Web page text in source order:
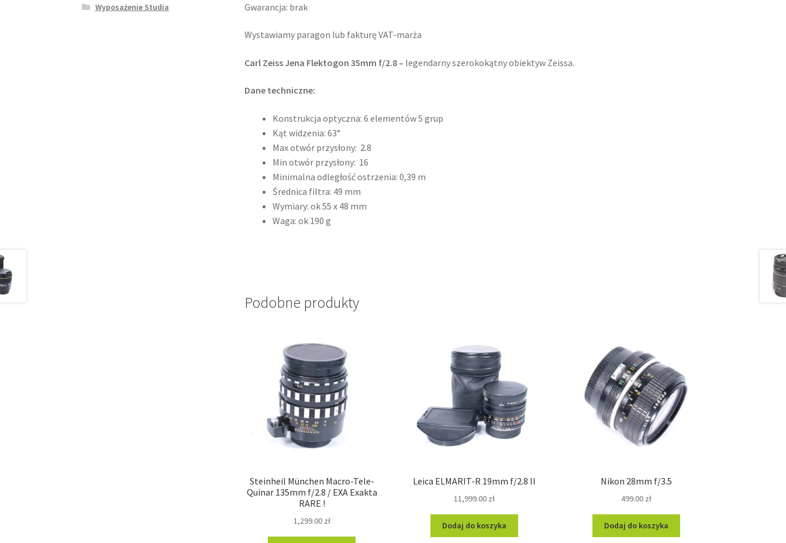
Gwarancja: brak
Wystawiamy paragon lub fakturę VAT-marża
Carl Zeiss Jena Flektogon 35mm f/2.8 – legendarny szerokokątny obiektyw Zeissa.
Dane techniczne:
Konstrukcja optyczna: 6 elementów 5 grup
Kąt widzenia: 63°
Max otwór przysłony: 2.8
Min otwór przysłony: 16
Minimalna odległość ostrzenia: 0,39 m
Średnica filtra: 49 mm
Wymiary: ok 55 x 48 mm
Waga: ok 190 g
Podobne produkty
Steinheil München Macro-Tele-
Quinar 135mm f/2.8 / EXA Exakta
RARE !
1,299.00 zł
Leica ELMARIT-R 19mm f/2.8 II
11,999.00 zł
Dodaj do koszyka
Nikon 28mm f/3.5
499.00 zł
Dodaj do koszyka
Wyposażenie Studia